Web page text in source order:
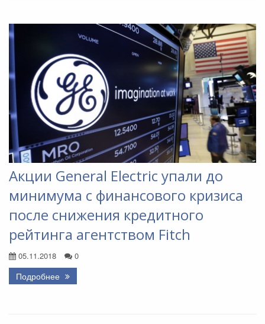
Акции General Electric упали до
минимума с финансового кризиса
после снижения кредитного
рейтинга агентством Fitch
05.11.2018 0
Подробнее